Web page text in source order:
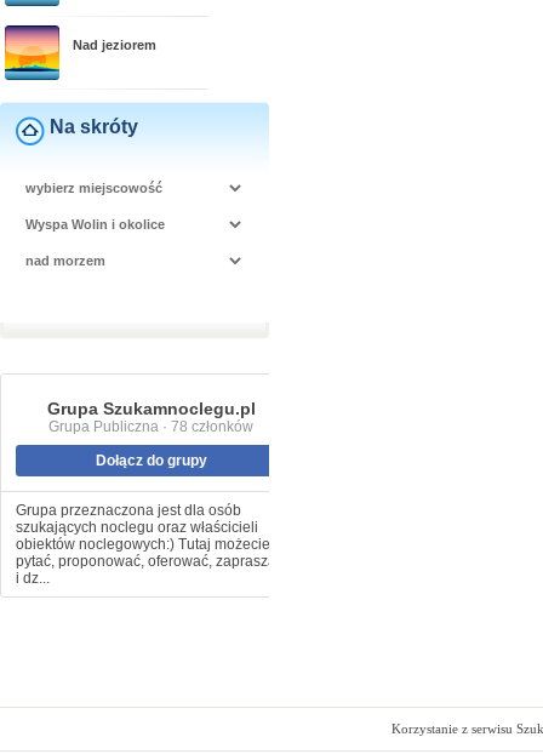
Nad jeziorem
Na skróty
Grupa Szukamnoclegu.pl
Grupa Publiczna · 78 członków
Dołącz do grupy
Grupa przeznaczona jest dla osób
szukających noclegu oraz właścicieli
obiektów noclegowych:) Tutaj możecie
pytać, proponować, oferować, zapraszać
i dz...
Korzystanie z serwisu